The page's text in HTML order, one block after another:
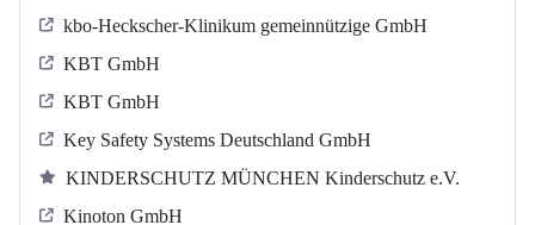
kbo-Heckscher-Klinikum gemeinnützige GmbH
KBT GmbH
KBT GmbH
Key Safety Systems Deutschland GmbH
KINDERSCHUTZ MÜNCHEN Kinderschutz e.V.
Kinoton GmbH